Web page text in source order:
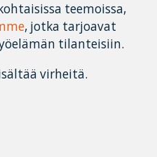
teemoissa,
, jotka tarjoavat
tilanteisiin.
virheitä.